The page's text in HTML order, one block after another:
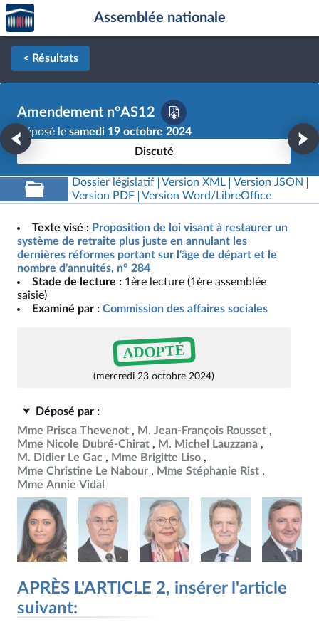
Aller au contenu
Aller en bas de la page
Accèder
à la
page
d'accueil
Assemblée nationale
< Résultats
Amendement n°AS12
Déposé le samedi 19 octobre 2024
Discuté
Dossier législatif Version XML
Version JSON
Version PDF
Version Word/LibreOffice
Texte visé : Proposition de loi visant à restaurer un
système de retraite plus juste en annulant les
dernières réformes portant sur l'âge de départ et le
nombre d'annuités, n° 284
Stade de lecture : 1ère lecture (1ère assemblée
saisie)
Examiné par : Commission des affaires sociales
ADOPTÉ
(mercredi 23 octobre 2024)
Déposé par :
Mme Prisca Thevenot
M. Jean-François Rousset
Mme Nicole Dubré-Chirat
M. Michel Lauzzana
M. Didier Le Gac
Mme Brigitte Liso
Mme Christine Le Nabour
Mme Stéphanie Rist
Mme Annie Vidal
APRÈS L'ARTICLE 2, insérer l'article
suivant: